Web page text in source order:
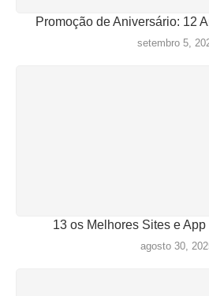
Promoção de Aniversário: 12
setembro 5,
13 os Melhores Sites e
agosto 30,